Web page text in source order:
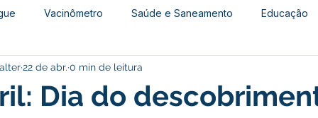
Vacinômetro Saúde e Saneamento Educação
Assistência Social Desporto Cultura e Lazer
Dia do
22 de abr. 0 min de leitura